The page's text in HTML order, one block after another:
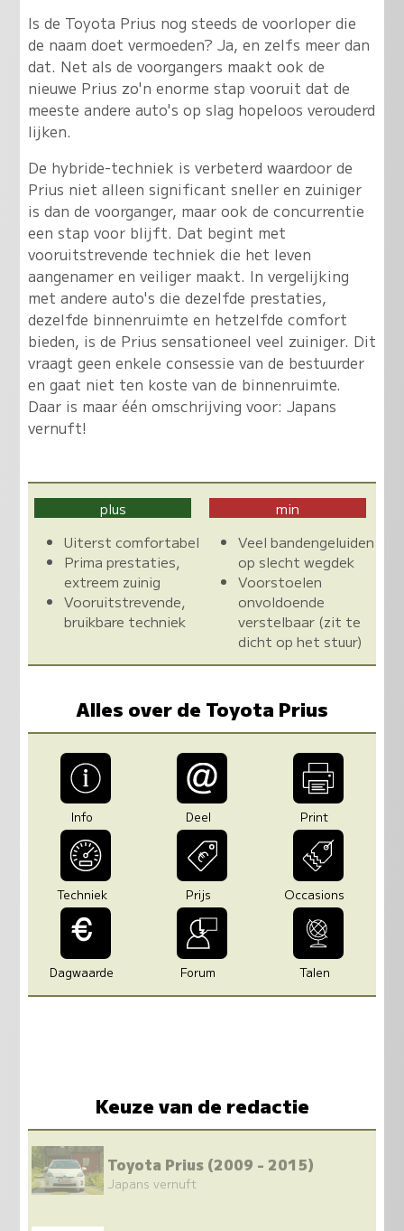
Is de Toyota Prius nog steeds de voorloper die
de naam doet vermoeden? Ja, en zelfs meer dan
dat. Net als de voorgangers maakt ook de
nieuwe Prius zo'n enorme stap vooruit dat de
meeste andere auto's op slag hopeloos verouderd
lijken.
De hybride-techniek is verbeterd waardoor de
Prius niet alleen significant sneller en zuiniger
is dan de voorganger, maar ook de concurrentie
een stap voor blijft. Dat begint met
vooruitstrevende techniek die het leven
aangenamer en veiliger maakt. In vergelijking
met andere auto's die dezelfde prestaties,
dezelfde binnenruimte en hetzelfde comfort
bieden, is de Prius sensationeel veel zuiniger. Dit
vraagt geen enkele consessie van de bestuurder
en gaat niet ten koste van de binnenruimte.
Daar is maar één omschrijving voor: Japans
vernuft!
plus
Uiterst comfortabel
Prima prestaties,
extreem zuinig
Vooruitstrevende,
bruikbare techniek
min
Veel bandengeluiden
op slecht wegdek
Voorstoelen
onvoldoende
verstelbaar (zit te
dicht op het stuur)
Alles over de Toyota Prius
Info Deel Print
Techniek Prijs Occasions
Dagwaarde Forum Talen
Keuze van de redactie
Toyota Prius (2009 - 2015)
Japans vernuft